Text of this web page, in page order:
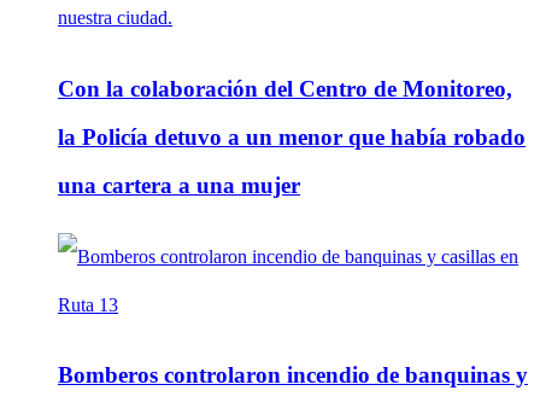
Con la colaboración del Centro de Monitoreo,
la Policía detuvo a un menor que había robado
una cartera a una mujer
Bomberos controlaron incendio de banquinas y